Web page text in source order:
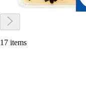
17 items